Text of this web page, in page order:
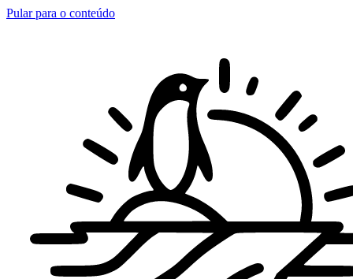
Pular para o conteúdo